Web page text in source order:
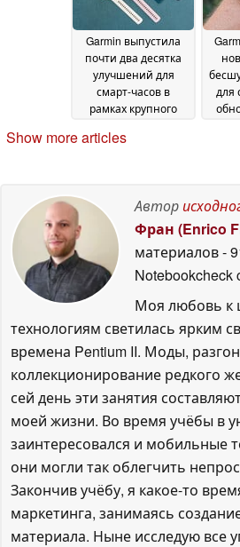
Garmin выпустила
почти два десятка
улучшений для
смарт-часов в
рамках крупного
2026
для
Show more articles
Автор
Фран (Enrico
материалов-
Notebookcheck
Моя любовь к
технологиям светилась ярким
времена Pentium II. Моды,
коллекционирование редкого
сей день эти занятия
моей жизни. Во время учёбы в
заинтересовался и мобильные
они могли так облегчить
Закончив учёбу, я какое-то
маркетинга, занимаясь
материала. Ныне исследую все